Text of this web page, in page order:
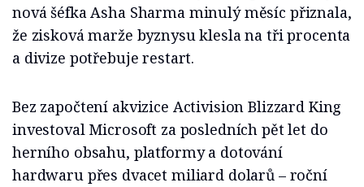
nová šéfka Asha Sharma minulý měsíc přiznala,
že zisková marže byznysu klesla na tři procenta
a divize potřebuje restart.
Bez započtení akvizice Activision Blizzard King
investoval Microsoft za posledních pět let do
herního obsahu, platformy a dotování
hardwaru přes dvacet miliard dolarů – roční